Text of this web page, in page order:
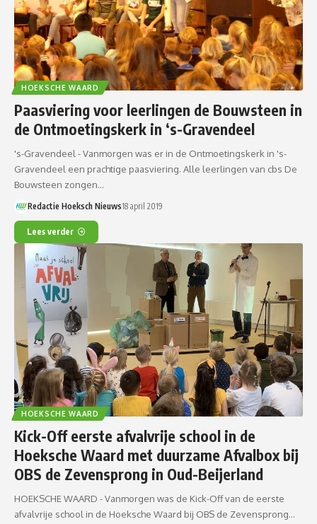
HOEKSCHE WAARD
Paasviering voor leerlingen de Bouwsteen in
de Ontmoetingskerk in ‘s-Gravendeel
's-Gravendeel - Vanmorgen was er in de Ontmoetingskerk in 's-
Gravendeel een prachtige paasviering. Alle leerlingen van cbs De
Bouwsteen zongen…
Redactie Hoeksch Nieuws18 april 2019
Lees verder
HOEKSCHE WAARD
Kick-Off eerste afvalvrije school in de
Hoeksche Waard met duurzame Afvalbox bij
OBS de Zevensprong in Oud-Beijerland
HOEKSCHE WAARD - Vanmorgen was de Kick-Off van de eerste
afvalvrije school in de Hoeksche Waard bij OBS de Zevensprong…